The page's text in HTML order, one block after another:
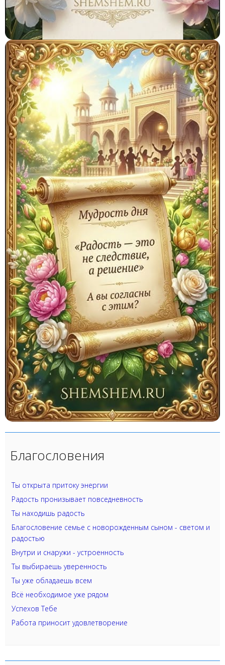
Благословения
Ты открыта притоку энергии
Радость пронизывает повседневность
Ты находишь радость
Благословение семье с новорожденным сыном - светом и
радостью
Внутри и снаружи - устроенность
Ты выбираешь уверенность
Ты уже обладаешь всем
Всё необходимое уже рядом
Успехов Тебе
Работа приносит удовлетворение